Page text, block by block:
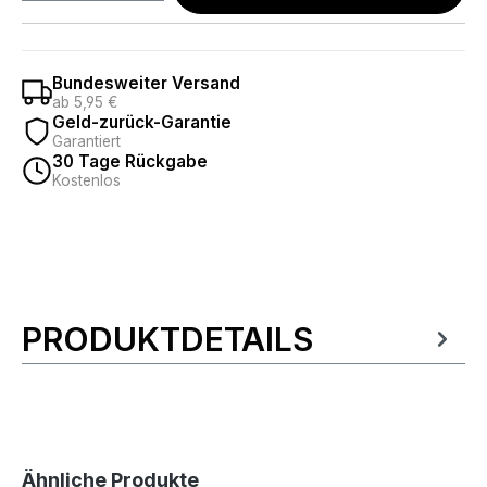
Bundesweiter Versand
ab 5,95 €
Geld-zurück-Garantie
Garantiert
30 Tage Rückgabe
Kostenlos
Produktinformationen
PRODUKTDETAILS
Produktgalerie überspringen
Ähnliche Produkte